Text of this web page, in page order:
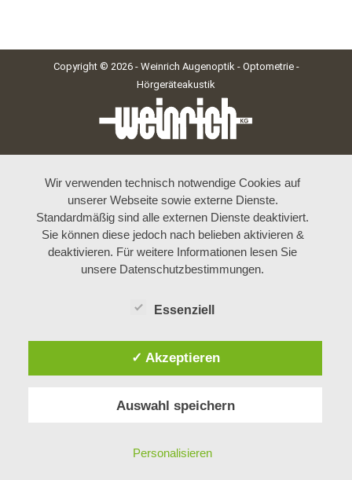
Copyright © 2026 - Weinrich Augenoptik - Optometrie -
Hörgeräteakustik
Wir verwenden technisch notwendige Cookies auf
unserer Webseite sowie externe Dienste.
Standardmäßig sind alle externen Dienste deaktiviert.
Sie können diese jedoch nach belieben aktivieren &
deaktivieren. Für weitere Informationen lesen Sie
unsere Datenschutzbestimmungen.
Essenziell
✓ Akzeptieren
Auswahl speichern
Personalisieren